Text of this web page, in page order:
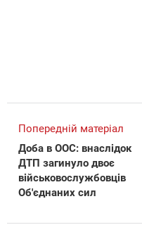
Попередній матеріал
Доба в ООС: внаслідок
ДТП загинуло двоє
військовослужбовців
Об'єднаних сил